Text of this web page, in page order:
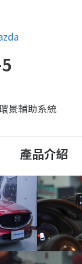
景輔助系統
產品介紹